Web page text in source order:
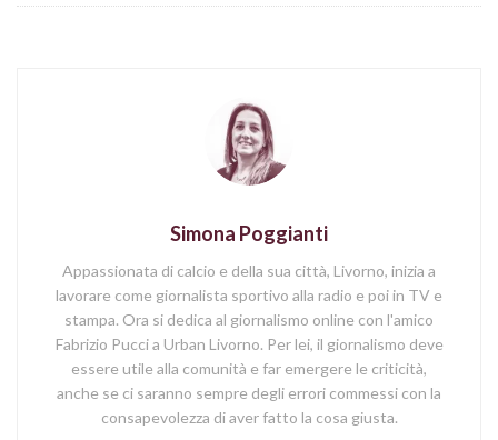
Simona Poggianti
Appassionata di calcio e della sua città, Livorno, inizia a
lavorare come giornalista sportivo alla radio e poi in TV e
stampa. Ora si dedica al giornalismo online con l'amico
Fabrizio Pucci a Urban Livorno. Per lei, il giornalismo deve
essere utile alla comunità e far emergere le criticità,
anche se ci saranno sempre degli errori commessi con la
consapevolezza di aver fatto la cosa giusta.